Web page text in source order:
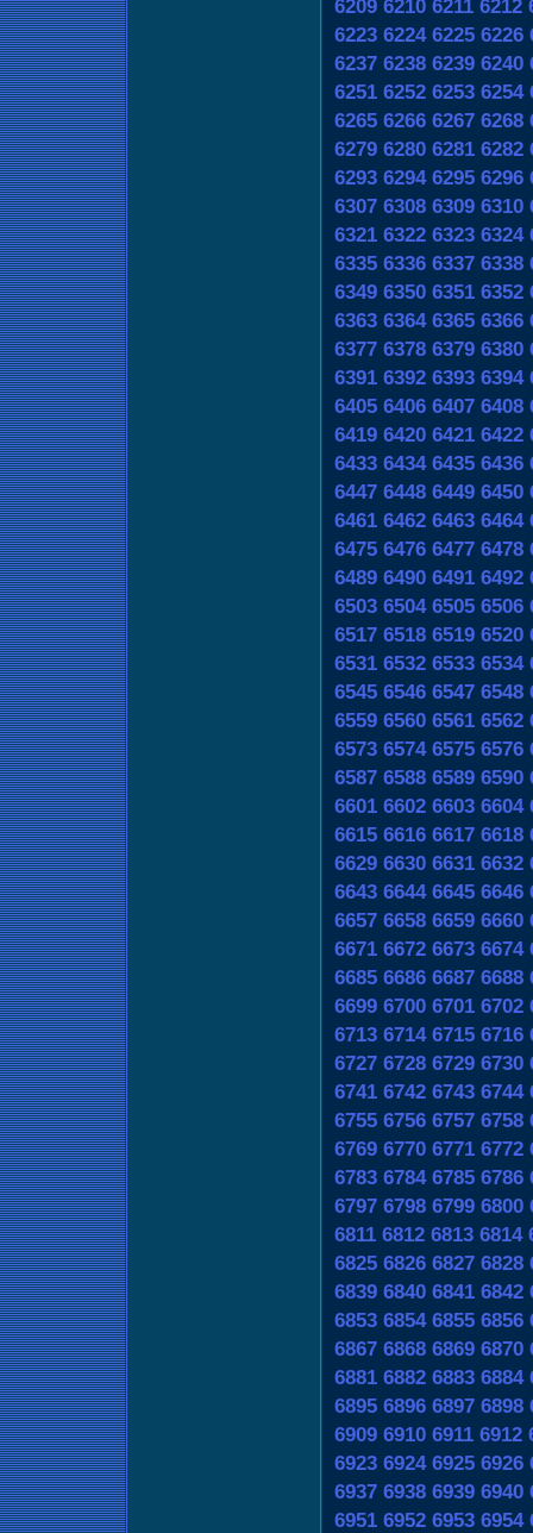
6209 6210 6211 6212
6223 6224 6225 6226
6237 6238 6239 6240
6251 6252 6253 6254
6265 6266 6267 6268
6279 6280 6281 6282
6293 6294 6295 6296
6307 6308 6309 6310
6321 6322 6323 6324
6335 6336 6337 6338
6349 6350 6351 6352
6363 6364 6365 6366
6377 6378 6379 6380
6391 6392 6393 6394
6405 6406 6407 6408
6419 6420 6421 6422
6433 6434 6435 6436
6447 6448 6449 6450
6461 6462 6463 6464
6475 6476 6477 6478
6489 6490 6491 6492
6503 6504 6505 6506
6517 6518 6519 6520
6531 6532 6533 6534
6545 6546 6547 6548
6559 6560 6561 6562
6573 6574 6575 6576
6587 6588 6589 6590
6601 6602 6603 6604
6615 6616 6617 6618
6629 6630 6631 6632
6643 6644 6645 6646
6657 6658 6659 6660
6671 6672 6673 6674
6685 6686 6687 6688
6699 6700 6701 6702
6713 6714 6715 6716
6727 6728 6729 6730
6741 6742 6743 6744
6755 6756 6757 6758
6769 6770 6771 6772
6783 6784 6785 6786
6797 6798 6799 6800
6811 6812 6813 6814
6825 6826 6827 6828
6839 6840 6841 6842
6853 6854 6855 6856
6867 6868 6869 6870
6881 6882 6883 6884
6895 6896 6897 6898
6909 6910 6911 6912
6923 6924 6925 6926
6937 6938 6939 6940
6951 6952 6953 6954